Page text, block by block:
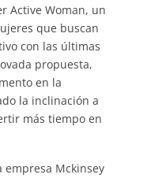
Active Woman, un
que buscan
con las últimas
propuesta,
en la
la inclinación a
más tiempo en
Mckinsey